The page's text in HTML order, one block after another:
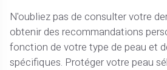
N'oubliez pas de consulter votre
obtenir des recommandations
fonction de votre type de peau et
spécifiques. Protéger votre peau